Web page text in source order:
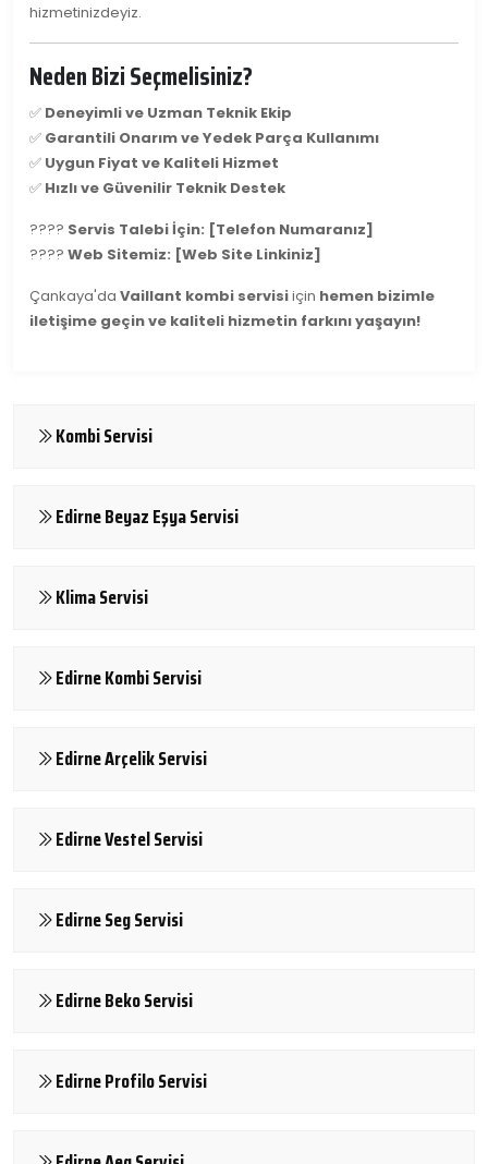
hizmetinizdeyiz.
Neden Bizi Seçmelisiniz?
✅ Deneyimli ve Uzman Teknik Ekip
✅ Garantili Onarım ve Yedek Parça Kullanımı
✅ Uygun Fiyat ve Kaliteli Hizmet
✅ Hızlı ve Güvenilir Teknik Destek
???? Servis Talebi İçin: [Telefon Numaranız]
???? Web Sitemiz: [Web Site Linkiniz]
Çankaya'da Vaillant kombi servisiiçin hemen bizimle
iletişime geçin ve kaliteli hizmetin farkını yaşayın!
Kombi Servisi
Edirne Beyaz Eşya Servisi
Klima Servisi
Edirne Kombi Servisi
Edirne Arçelik Servisi
Edirne Vestel Servisi
Edirne Seg Servisi
Edirne Beko Servisi
Edirne Profilo Servisi